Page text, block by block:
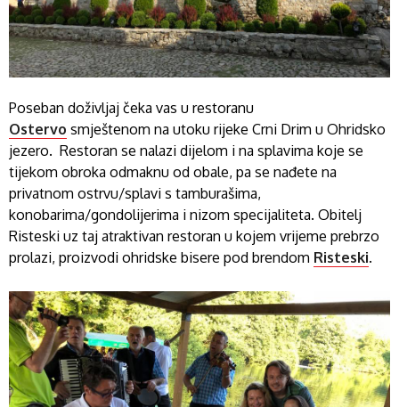
Poseban doživljaj čeka vas u restoranu
Ostervo smještenom na utoku rijeke Crni Drim u Ohridsko
jezero. Restoran se nalazi dijelom i na splavima koje se
tijekom obroka odmaknu od obale, pa se nađete na
privatnom ostrvu/splavi s tamburašima,
konobarima/gondolijerima i nizom specijaliteta. Obitelj
Risteski uz taj atraktivan restoran u kojem vrijeme prebrzo
prolazi, proizvodi ohridske bisere pod brendom Risteski.